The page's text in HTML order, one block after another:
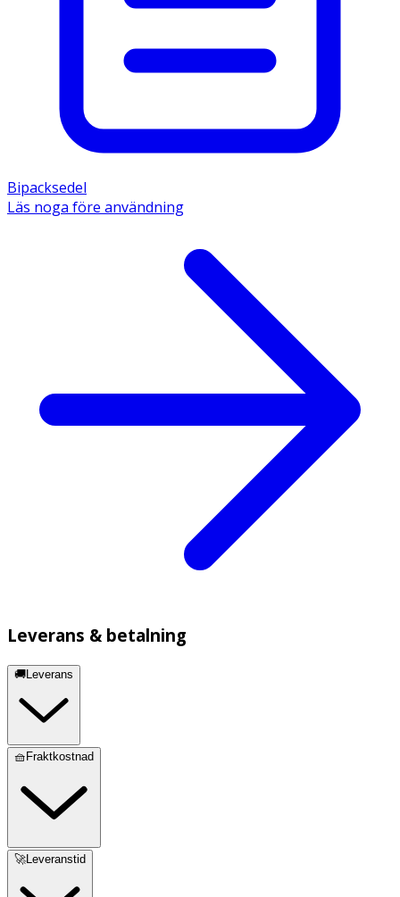
Bipacksedel
Läs noga före användning
Leverans & betalning
🚚Leverans
🧺Fraktkostnad
🚀Leveranstid